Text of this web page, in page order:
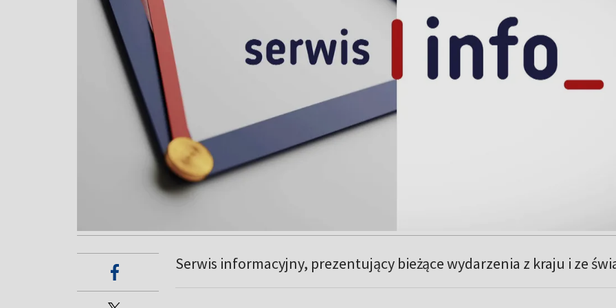
Serwis informacyjny, prezentujący bieżące wydarzenia z kraju i ze